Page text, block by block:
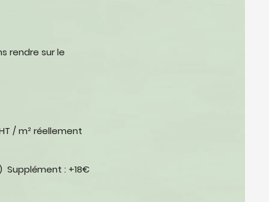
rendre sur le
/ m² réellement
Supplément : +18€